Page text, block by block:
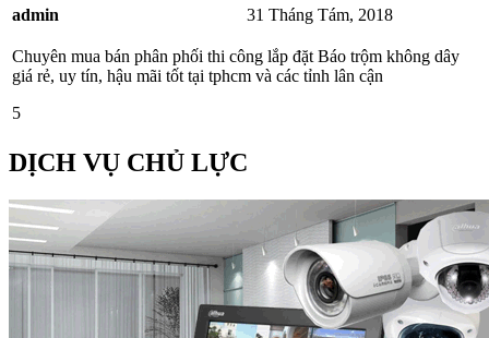
admin 31 Tháng Tám, 2018
Chuyên mua bán phân phối thi công lắp đặt Báo trộm không dây
giá rẻ, uy tín, hậu mãi tốt tại tphcm và các tỉnh lân cận
5
DỊCH VỤ CHỦ LỰC